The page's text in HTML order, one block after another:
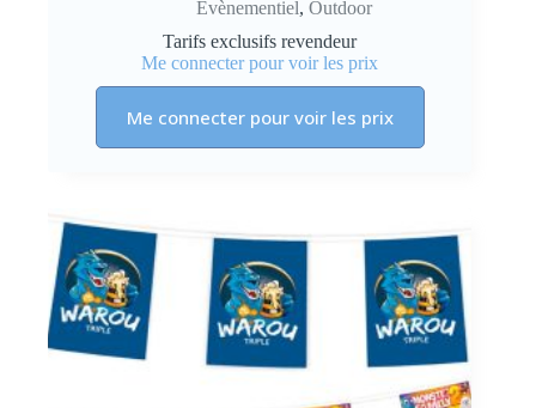
Evènementiel, Outdoor
Tarifs exclusifs revendeur
Me connecter pour voir les prix
Me connecter pour voir les prix